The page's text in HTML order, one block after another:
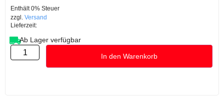
Enthält 0% Steuer
zzgl. Versand
Lieferzeit:
Ab Lager verfügbar
In den Warenkorb